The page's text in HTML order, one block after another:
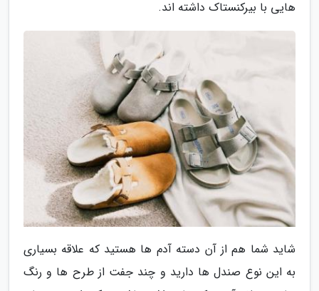
هایی با بیرکنستاک داشته اند.
شاید شما هم از آن دسته آدم ها هستید که علاقه بسیاری
به این نوع صندل ها دارید و چند جفت از طرح ها و رنگ